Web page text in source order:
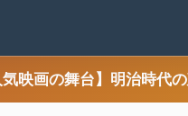
気映画の舞台】明治時代